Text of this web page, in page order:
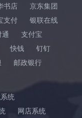
书店
京东集团
支付
银联在线
通
支付宝
快钱
钉钉
邮政银行
统
网店系统